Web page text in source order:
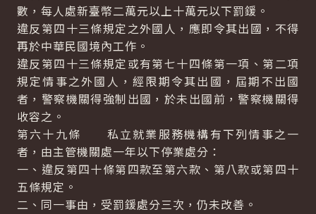
數，每人處新臺幣二萬元以上十萬元以下罰鍰。
違反第四十三條規定之外國人，應即令其出國，不得
再於中華民國境內工作。
違反第四十三條規定或有第七十四條第一項、第二項
規定情事之外國人，經限期令其出國，屆期不出國
者，警察機關得強制出國，於未出國前，警察機關得
收容之。
第六十九條 私立就業服務機構有下列情事之一
者，由主管機關處一年以下停業處分：
一、違反第四十條第四款至第六款、第八款或第四十
五條規定。
二、同一事由，受罰鍰處分三次，仍未改善。